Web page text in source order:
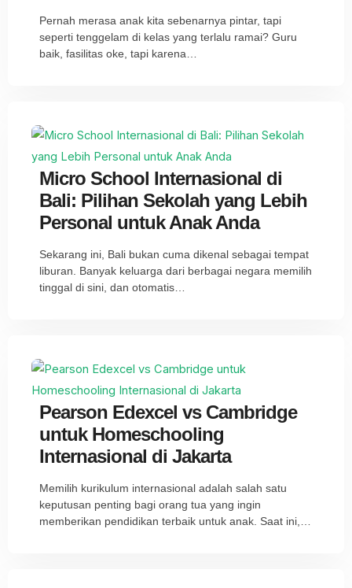
Pernah merasa anak kita sebenarnya pintar, tapi
seperti tenggelam di kelas yang terlalu ramai? Guru
baik, fasilitas oke, tapi karena…
Micro School Internasional di
Bali: Pilihan Sekolah yang Lebih
Personal untuk Anak Anda
Sekarang ini, Bali bukan cuma dikenal sebagai tempat
liburan. Banyak keluarga dari berbagai negara memilih
tinggal di sini, dan otomatis…
Pearson Edexcel vs Cambridge
untuk Homeschooling
Internasional di Jakarta
Memilih kurikulum internasional adalah salah satu
keputusan penting bagi orang tua yang ingin
memberikan pendidikan terbaik untuk anak. Saat ini,…